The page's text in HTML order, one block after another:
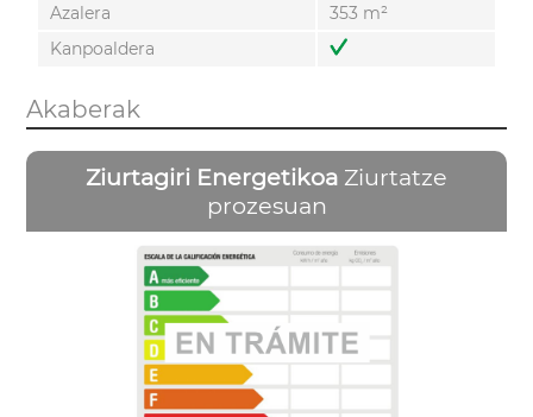
Azalera
353 m²
Kanpoaldera
Akaberak
Ziurtagiri Energetikoa Ziurtatze
prozesuan